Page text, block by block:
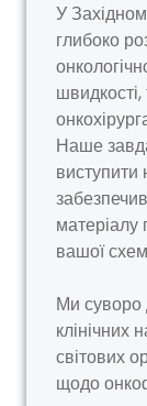
У
глибоко
швидкості,
Наше
виступити
матеріалу
вашої
Ми суворо
клінічних
світових
щодо